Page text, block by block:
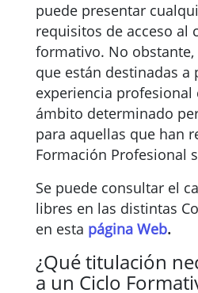
puede presentar
requisitos de acceso al
formativo. No
que están destinadas
experiencia
ámbito determinado
para aquellas que han
Formación Profesional
Se puede consultar el
libres en las distintas
en esta página Web.
¿Qué titulación
a un Ciclo